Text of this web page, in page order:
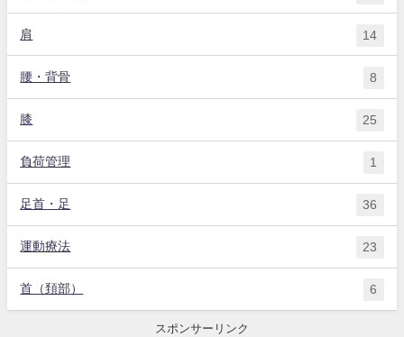
肩 14
腰・背骨 8
膝 25
負荷管理 1
足首・足 36
運動療法 23
首（頚部） 6
スポンサーリンク